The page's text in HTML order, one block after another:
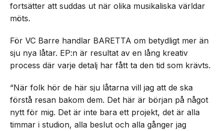
fortsätter att suddas ut när olika musikaliska världar
möts.
För VC Barre handlar BARETTA om betydligt mer än
sju nya låtar. EP:n är resultat av en lång kreativ
process där varje detalj har fått ta den tid som krävts.
“När folk hör de här sju låtarna vill jag att de ska
förstå resan bakom dem. Det här är början på något
nytt för mig. Det är inte bara ett projekt, det är alla
timmar i studion, alla beslut och alla gånger jag